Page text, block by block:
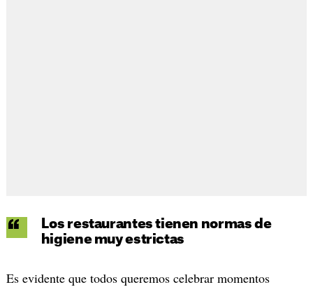
Los restaurantes tienen normas de
higiene muy estrictas
Es evidente que todos queremos celebrar momentos